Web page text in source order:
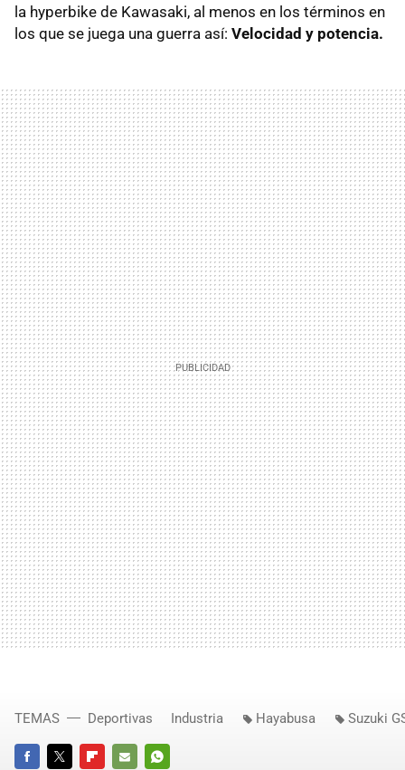
la hyperbike de Kawasaki, al menos en los términos en
los que se juega una guerra así: Velocidad y potencia.
TEMAS Deportivas Industria Hayabusa Suzuki